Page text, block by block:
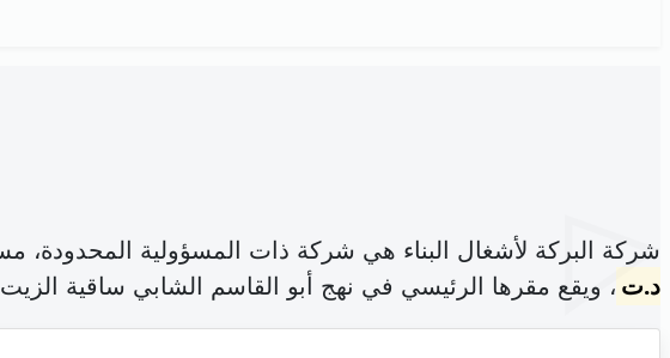
شركة البركة لأشغال البناء هي شركة ذات المسؤولية المحدودة،
د.ت ، ويقع مقرها الرئيسي في نهج أبو القاسم الشابي ساقية